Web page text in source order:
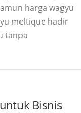
harga wagyu
meltique hadir
tanpa
Bisnis